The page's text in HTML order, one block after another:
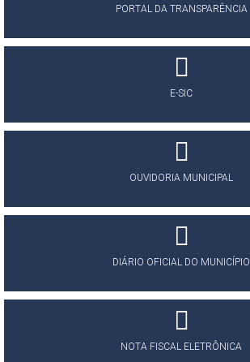
PORTAL DA TRANSPARÊNCIA
E-SIC
OUVIDORIA MUNICIPAL
DIÁRIO OFICIAL DO MUNICÍPIO
NOTA FISCAL ELETRÔNICA